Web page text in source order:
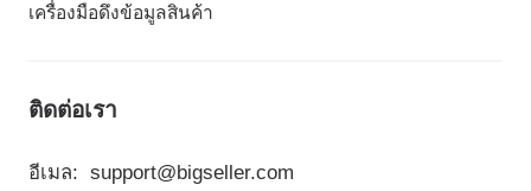
เครื่องมือดึงข้อมูลสินค้า
ติดต่อเรา
อีเมล: support@bigseller.com